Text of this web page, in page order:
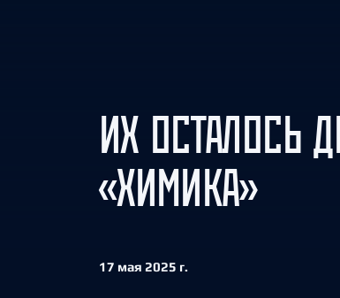
ИХ ОСТАЛОСЬ
«ХИМИКА»
17 мая 2025 г.